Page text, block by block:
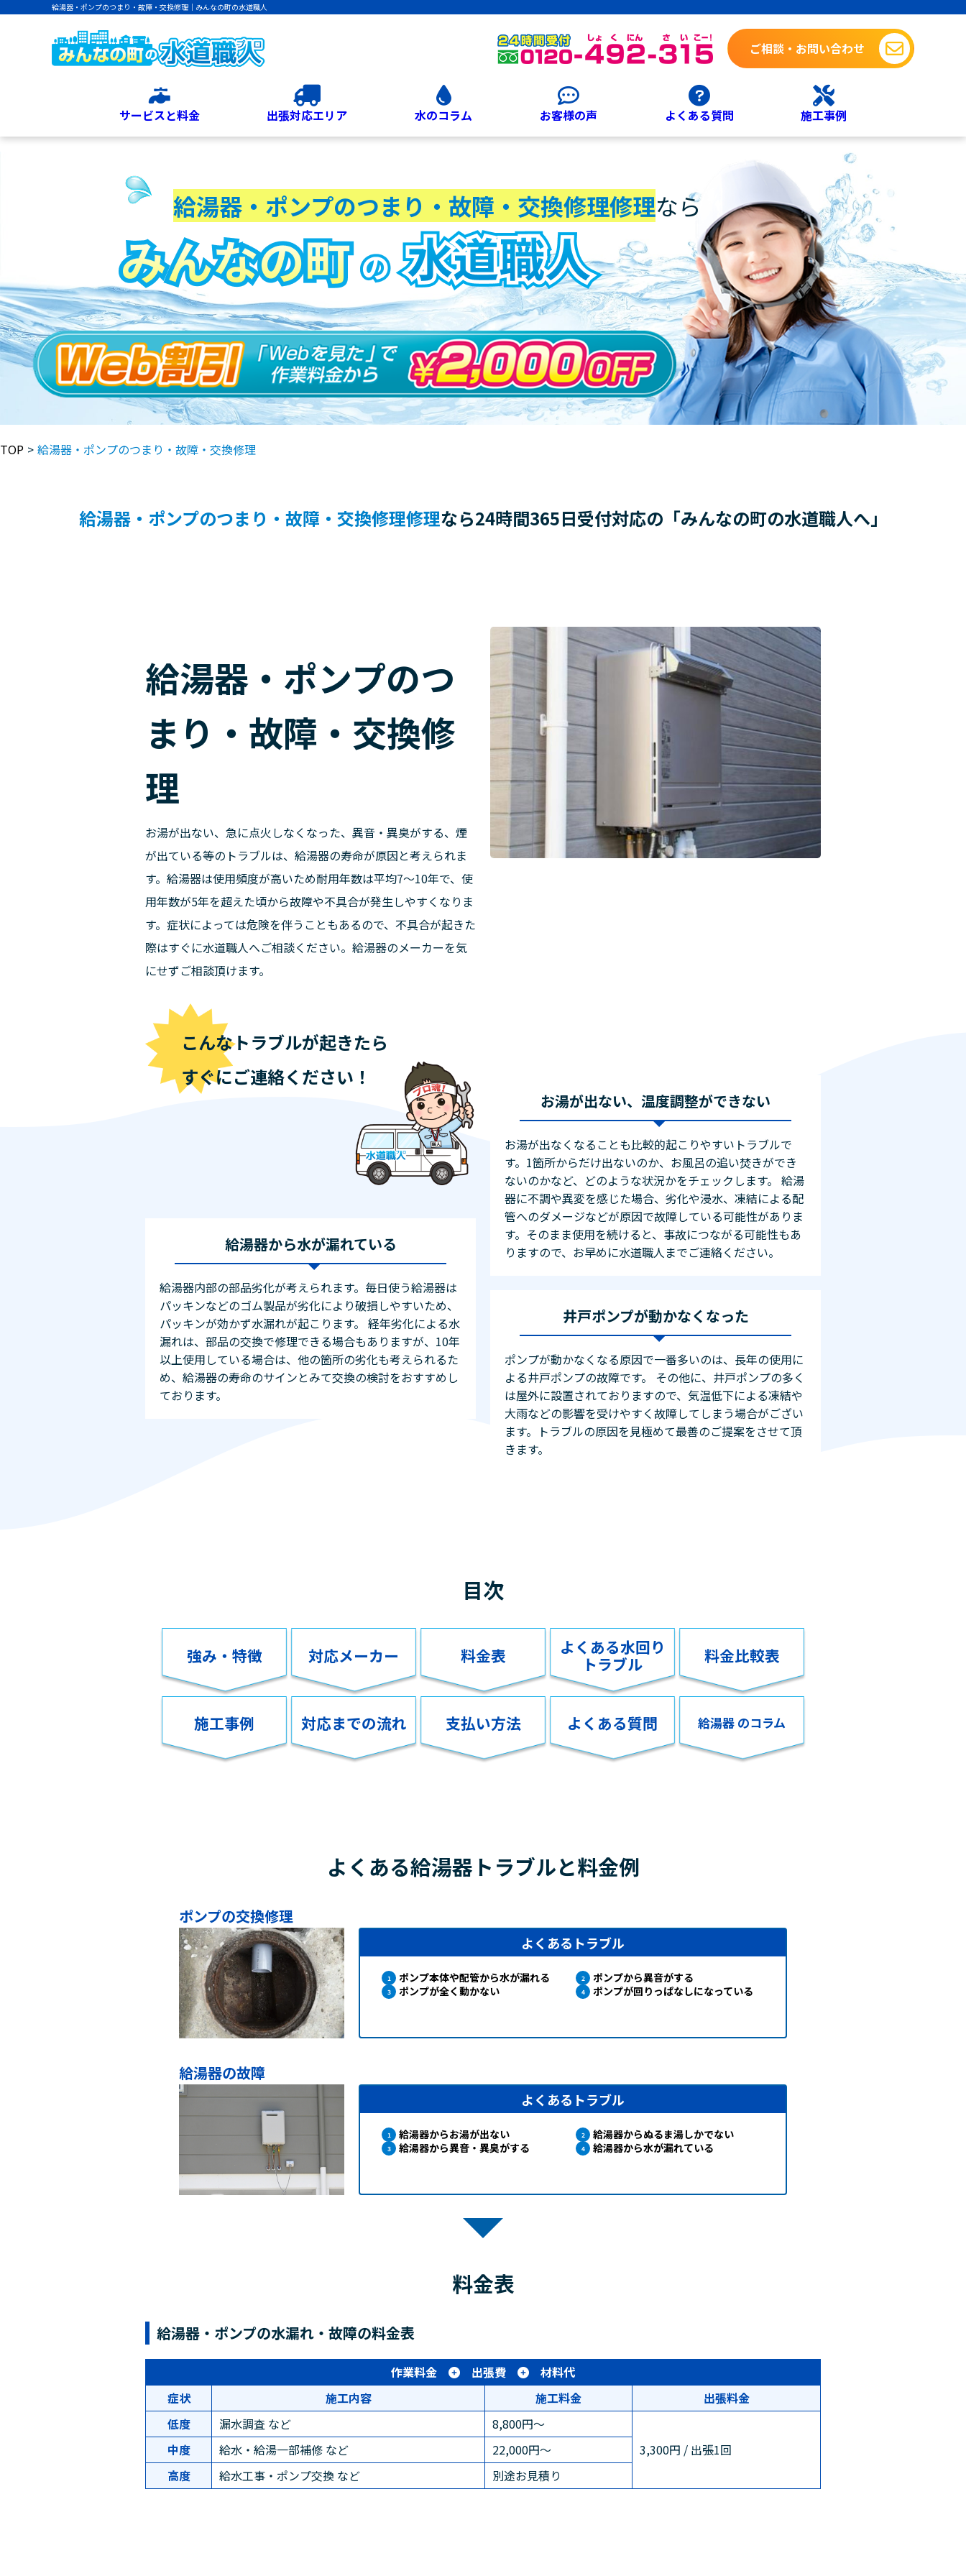
給湯器・ポンプのつまり・故障・交換修理｜みんなの町の水道職人
ご相談・お問い合わせ
サービスと料金 出張対応エリア 水のコラム お客様の声 よくある質問 施工事例
給湯器・ポンプのつまり・故障・交換修理修理なら
TOP > 給湯器・ポンプのつまり・故障・交換修理
給湯器・ポンプのつまり・故障・交換修理修理なら24時間365日受付対応の「みんなの町の水道職人へ」
給湯器・ポンプのつ
まり・故障・交換修
理
お湯が出ない、急に点火しなくなった、異音・異臭がする、煙
が出ている等のトラブルは、給湯器の寿命が原因と考えられま
す。給湯器は使用頻度が高いため耐用年数は平均7～10年で、使
用年数が5年を超えた頃から故障や不具合が発生しやすくなりま
す。症状によっては危険を伴うこともあるので、不具合が起きた
際はすぐに水道職人へご相談ください。給湯器のメーカーを気
にせずご相談頂けます。
こんなトラブルが起きたら
すぐにご連絡ください！
お湯が出ない、温度調整ができない
お湯が出なくなることも比較的起こりやすいトラブルで
す。1箇所からだけ出ないのか、お風呂の追い焚きができ
ないのかなど、どのような状況かをチェックします。 給湯
器に不調や異変を感じた場合、劣化や浸水、凍結による配
管へのダメージなどが原因で故障している可能性がありま
す。そのまま使用を続けると、事故につながる可能性もあ
りますので、お早めに水道職人までご連絡ください。
給湯器から水が漏れている
給湯器内部の部品劣化が考えられます。毎日使う給湯器は
パッキンなどのゴム製品が劣化により破損しやすいため、
パッキンが効かず水漏れが起こります。 経年劣化による水
漏れは、部品の交換で修理できる場合もありますが、10年
以上使用している場合は、他の箇所の劣化も考えられるた
め、給湯器の寿命のサインとみて交換の検討をおすすめし
ております。
井戸ポンプが動かなくなった
ポンプが動かなくなる原因で一番多いのは、長年の使用に
よる井戸ポンプの故障です。 その他に、井戸ポンプの多く
は屋外に設置されておりますので、気温低下による凍結や
大雨などの影響を受けやすく故障してしまう場合がござい
ます。トラブルの原因を見極めて最善のご提案をさせて頂
きます。
目次
強み・特徴 対応メーカー 料金表
よくある水回り
トラブル
料金比較表
施工事例 対応までの流れ 支払い方法 よくある質問 給湯器 のコラム
よくある給湯器トラブルと料金例
ポンプの交換修理
よくあるトラブル
ポンプ本体や配管から水が漏れる
ポンプから異音がする
ポンプが全く動かない
ポンプが回りっぱなしになっている
給湯器の故障
よくあるトラブル
給湯器からお湯が出ない
給湯器からぬるま湯しかでない
給湯器から異音・異臭がする
給湯器から水が漏れている
料金表
給湯器・ポンプの水漏れ・故障の料金表
作業料金 出張費
材料代
症状
施工内容 施工料金
出張料金
低度
漏水調査 など
8,800円～
3,300円 / 出張1回
中度 給水・給湯一部補修 など
22,000円～
高度
給水工事・ポンプ交換 など 別途お見積り